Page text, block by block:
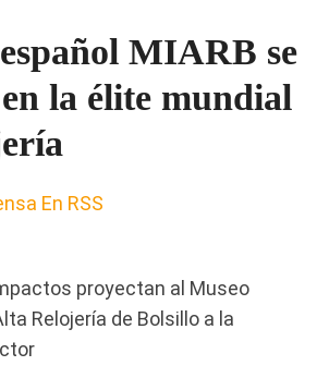
MIARB se
la élite mundial
En RSS
proyectan al Museo
Relojería de Bolsillo a la